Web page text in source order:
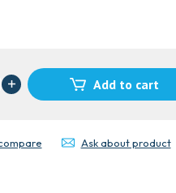
Add to cart
Ask about product